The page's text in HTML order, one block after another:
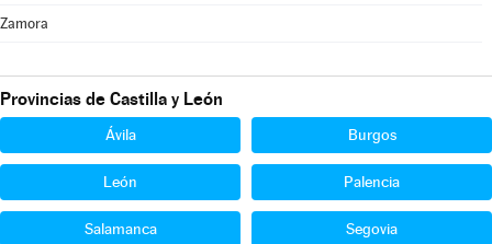
Zamora
Provincias de Castilla y León
Ávila Burgos
León Palencia
Salamanca Segovia